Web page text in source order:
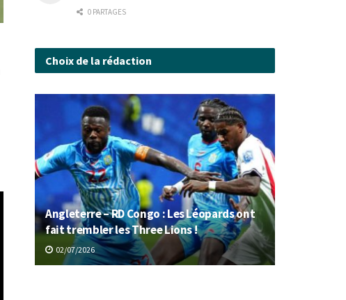
0 PARTAGES
Choix de la rédaction
Angleterre – RD Congo : Les Léopards ont
fait trembler les Three Lions !
02/07/2026